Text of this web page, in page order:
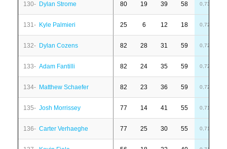
130- Dylan Strome 80 19 39 58 0,73
131- Kyle Palmieri 25 6 12 18 0,72
132- Dylan Cozens 82 28 31 59 0,72
133- Adam Fantilli 82 24 35 59 0,72
134- Matthew Schaefer 82 23 36 59 0,72
135- Josh Morrissey 77 14 41 55 0,71
136- Carter Verhaeghe 77 25 30 55 0,71